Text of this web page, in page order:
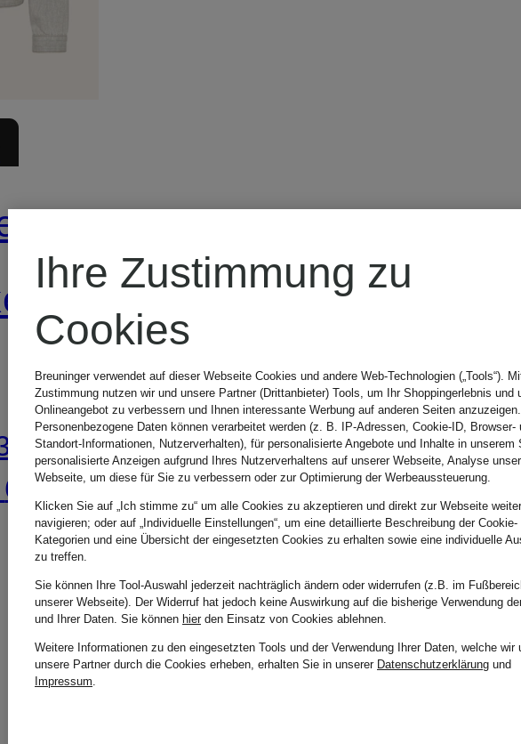
€
695 €
Ihre Zustimmung zu
Cookies
Breuninger verwendet auf dieser Webseite Cookies und andere Web-Technologien („Tools“).
Zustimmung nutzen wir und unsere Partner (Drittanbieter) Tools, um Ihr Shoppingerlebnis und
Onlineangebot zu verbessern und Ihnen interessante Werbung auf anderen Seiten anzuzeigen.
Personenbezogene Daten können verarbeitet werden (z. B. IP-Adressen, Cookie-ID, Browser-
Standort-Informationen, Nutzerverhalten), für personalisierte Angebote und Inhalte in unserem
personalisierte Anzeigen aufgrund Ihres Nutzerverhaltens auf unserer Webseite, Analyse
Webseite, um diese für Sie zu verbessern oder zur Optimierung der Werbeaussteuerung.
Klicken Sie auf „Ich stimme zu“ um alle Cookies zu akzeptieren und direkt zur Webseite
navigieren; oder auf „Individuelle Einstellungen“, um eine detaillierte Beschreibung der Cookie-
Kategorien und eine Übersicht der eingesetzten Cookies zu erhalten sowie eine individuelle
zu treffen.
Sie können Ihre Tool-Auswahl jederzeit nachträglich ändern oder widerrufen (z.B. im
unserer Webseite). Der Widerruf hat jedoch keine Auswirkung auf die bisherige Verwendung
und Ihrer Daten. Sie können hierden Einsatz von Cookies ablehnen.
Weitere Informationen zu den eingesetzten Tools und der Verwendung Ihrer Daten, welche wir
unsere Partner durch die Cookies erheben, erhalten Sie in unserer Datenschutzerklärung und
Impressum.